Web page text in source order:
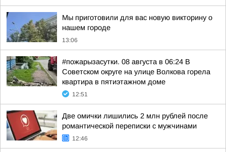
Мы приготовили для вас новую викторину о
нашем городе
13:06
#пожарызасутки. 08 августа в 06:24 В
Советском округе на улице Волкова горела
квартира в пятиэтажном доме
12:51
Две омички лишились 2 млн рублей после
романтической переписки с мужчинами
12:46